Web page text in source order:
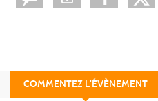
COMMENTEZ L’ÉVÈNEMENT